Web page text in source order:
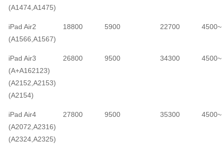
(A1474,A1475)
iPad Air2
(A1566,A1567)
18800 5900 22700 4500~
iPad Air3
(A+A162123)
(A2152,A2153)
(A2154)
26800 9500 34300 4500~
iPad Air4
(A2072,A2316)
(A2324,A2325)
27800 9500 35300 4500~